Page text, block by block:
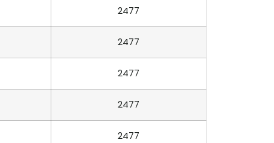
2477
2477
2477
2477
2477